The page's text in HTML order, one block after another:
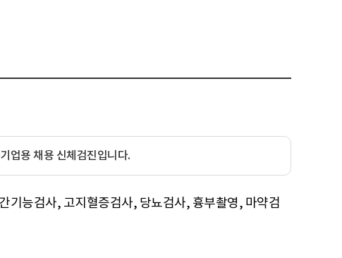
업용 채용 신체검진입니다.
기능검사, 고지혈증검사, 당뇨검사, 흉부촬영, 마약검